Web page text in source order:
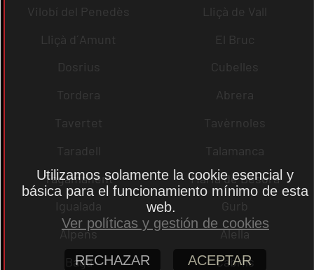
Vilobí del Penedès
Lliçà de Vall
Lliçà d´Amunt
El Bruc
Dosrius
Cubelles
Tordera
Abrera
Tavertet
Tavèrnoles
Taradell
Talamanca
Tagamanent
Maria de Besora
Igualada
Gurb
Alpens
Alella
Bagà
Cabrils
Utilizamos solamente la cookie esencial y
básica para el funcionamiento mínimo de esta
web.
Ver políticas y gestión de cookies
RECHAZAR ACEPTAR